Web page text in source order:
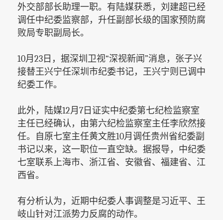
外交部部长助理一职。有陆媒获悉，刘建超已经
调任中纪委监察部，升任副部长级的国家预防腐
败局专职副局长。
10月23日，据深圳卫视“深视新闻”消息，张子兴
接替王兴宁任深圳市纪委书记，王兴宁则已调中
纪委工作。
此外，陆媒12月7日证实中纪委第七纪检监察室
主任已经确认，由第六纪检监察室主任李欣然接
任。自原七室主任黄文胜10月调任贵州省纪委副
书记以来，这一职位一直空缺。据报导，中纪委
七室联系上海市、浙江省、安徽省、福建省、江
西省。
有分析认为，近期中纪委人事调整是习近平、王
岐山针对江派势力反腐的动作。